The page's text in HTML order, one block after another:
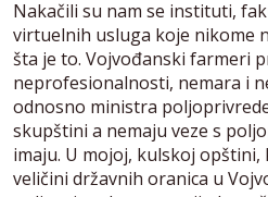
Nakačili su nam se instituti,
virtuelnih usluga koje nikome
šta je to. Vojvođanski farmeri
neprofesionalnosti, nemara i
odnosno ministra
skupštini a nemaju veze s
imaju. U mojoj, kulskoj
veličini državnih oranica u